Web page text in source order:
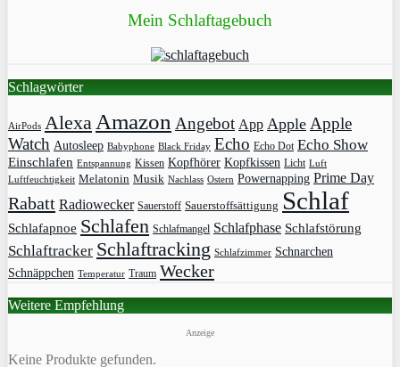
Mein Schlaftagebuch
Schlagwörter
AirPods Alexa Amazon Angebot App Apple Apple
Watch Autosleep Babyphone Black Friday Echo Echo Dot Echo Show
Einschlafen Entspannung Kissen Kopfhörer Kopfkissen Licht Luft
Luftfeuchtigkeit Melatonin Musik Nachlass Ostern Powernapping Prime Day
Rabatt Radiowecker Sauerstoff Sauerstoffsättigung Schlaf
Schlafapnoe Schlafen Schlafmangel Schlafphase Schlafstörung
Schlaftracker Schlaftracking Schlafzimmer Schnarchen
Schnäppchen Temperatur Traum Wecker
Weitere Empfehlung
Anzeige
Keine Produkte gefunden.